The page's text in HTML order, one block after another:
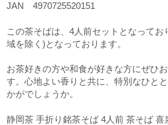
JAN 4970725520151
この茶そばは、4人前セットとなってお
域を除く)となっております。
お茶好きの方や和食が好きな方にぜひ
す。心地よい香りと共に、特別なひと
かがでしょうか。
静岡茶 手折り銘茶そば 4人前 茶そば